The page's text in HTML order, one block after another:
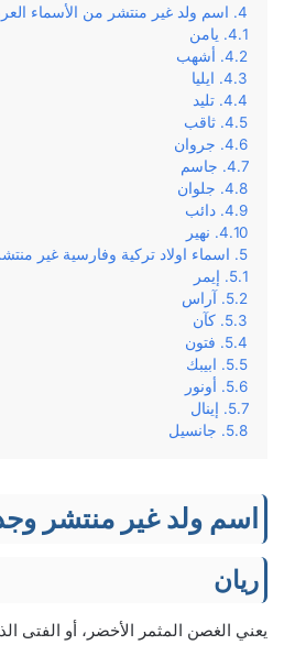
اسم ولد غير منتشر من الأسماء
يامن
أشهب
ايليا
تليد
ثاقب
جروان
جاسم
جلوان
دائب
نهير
اسماء اولاد تركية وفارسية غير
إيمر
آراس
كآن
فتون
ابيبك
أونور
إينال
جانسيل
اسم ولد غير منتشر وجديد
ريان
يعني الغصن المثمر الأخضر، أو